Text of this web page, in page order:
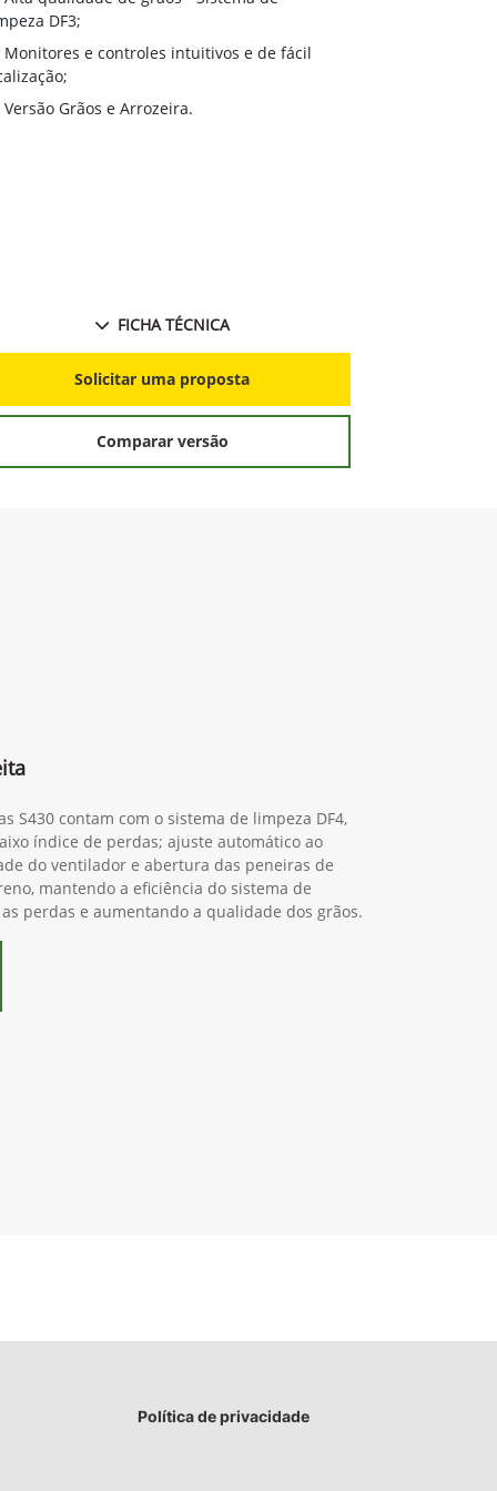
DF3;
Monitores e controles intuitivos e de fácil
Versão Grãos e Arrozeira.
FICHA TÉCNICA
Solicitar uma proposta
Comparar versão
S430 contam com o sistema de limpeza DF4,
índice de perdas; ajuste automático ao
do ventilador e abertura das peneiras de
mantendo a eficiência do sistema de
perdas e aumentando a qualidade dos grãos.
Política de privacidade